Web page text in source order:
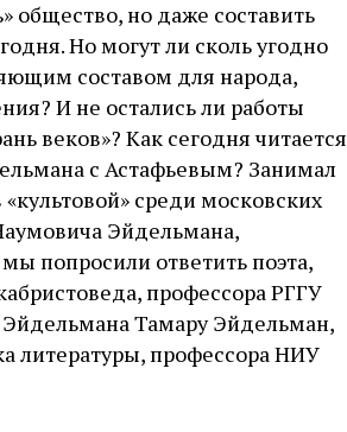
общество, но даже составить
Но могут ли сколь угодно
составом для народа,
И не остались ли работы
веков»? Как сегодня читается
с Астафьевым? Занимал
среди московских
Эйдельмана,
попросили ответить поэта,
профессора РГГУ
Тамару Эйдельман,
литературы, профессора НИУ